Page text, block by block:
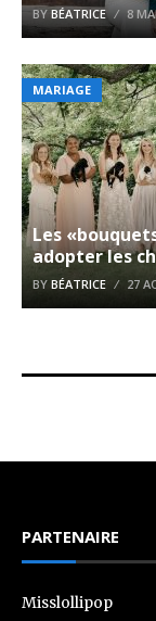
BY BÉATRICE 8
MARIAGE
Les
adopter les
BY BÉATRICE 27
PARTENAIRE
Misslollipop